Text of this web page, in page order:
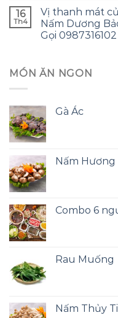
16
Th4
Vị thanh mát
Nấm Dương
Gọi 0987316102
MÓN ĂN NGON
Gà Ác
Nấm Hương
Combo 6
Rau Muống
Nấm Thủy